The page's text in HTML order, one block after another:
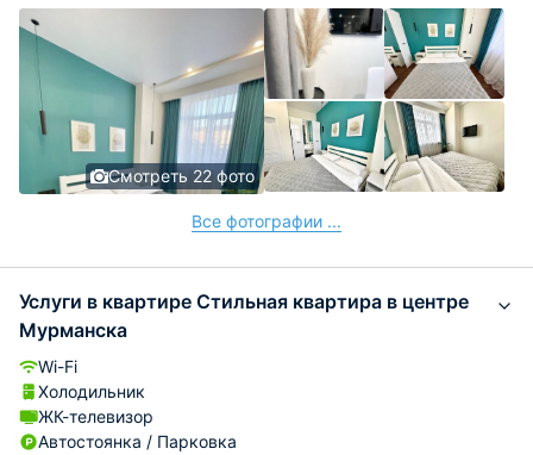
Смотреть 22 фото
Все фотографии ...
Услуги в квартире Стильная квартира в центре
Мурманска
Wi-Fi
Холодильник
ЖК-телевизор
Автостоянка / Парковка